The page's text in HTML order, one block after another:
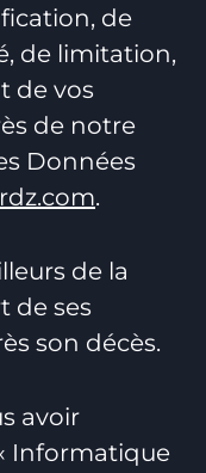
de
de limitation,
de vos
de notre
Données
.
de la
de ses
son décès.
avoir
Informatique